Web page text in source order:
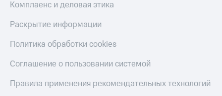
Комплаенс и деловая этика
Раскрытие информации
Политика обработки cookies
Соглашение о пользовании системой
Правила применения рекомендательных технологий